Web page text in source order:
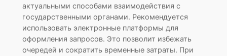
актуальными способами взаимодействия с
государственными органами. Рекомендуется
использовать электронные платформы для
оформления запросов. Это позволит избежать
очередей и сократить временные затраты. При